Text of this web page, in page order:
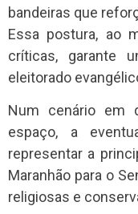
bandeiras que
Essa postura, ao
críticas, garante
eleitorado
Num cenário em
espaço, a
representar a
Maranhão para o
religiosas e